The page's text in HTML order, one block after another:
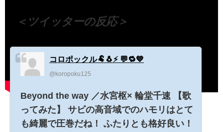
＜ツイッターの反応＞
コロポックル🐏🐧⚡ 💬🔁💙
@koropoku125
Beyond the way ／水宮枢× 輪堂千速 【歌
ってみた】 サビの高音域でのハモリはとて
も綺麗で圧巻だね！ ふたりとも格好良い！